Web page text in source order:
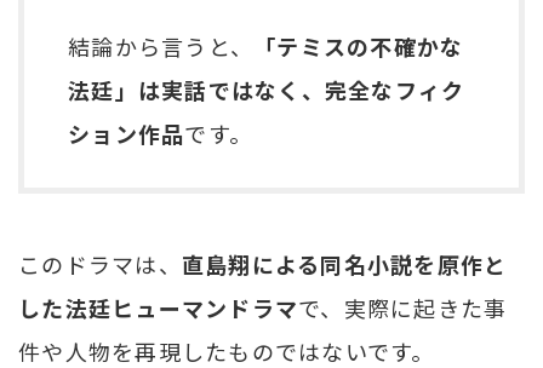
結論から言うと、
「テミスの不確かな
法廷」は実話ではなく、完全なフィク
ション作品です。
このドラマは、 直島翔による同名小説を原作と
した法廷ヒューマンドラマで、実際に起きた事
件や人物を再現したものではないです。